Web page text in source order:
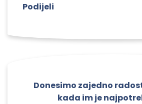
Podijeli
Donesimo zajedno
kada im je